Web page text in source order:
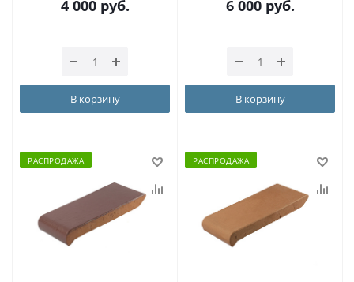
4 000руб.
В корзину
6 000руб.
В корзину
РАСПРОДАЖА РАСПРОДАЖА